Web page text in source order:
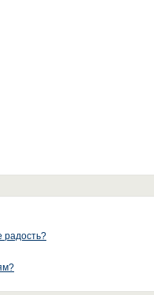
радость?